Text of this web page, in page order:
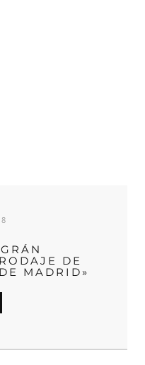
DE
MADRID»